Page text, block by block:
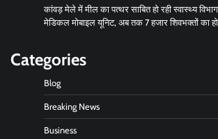
कांवड़ मेले में मील का पत्थर साबित हो रही स्वास्थ्य
मेडिकल मोबाइल यूनिट, अब तक 7 हजार शिवभक्तों का
Categories
Blog
Breaking News
Business